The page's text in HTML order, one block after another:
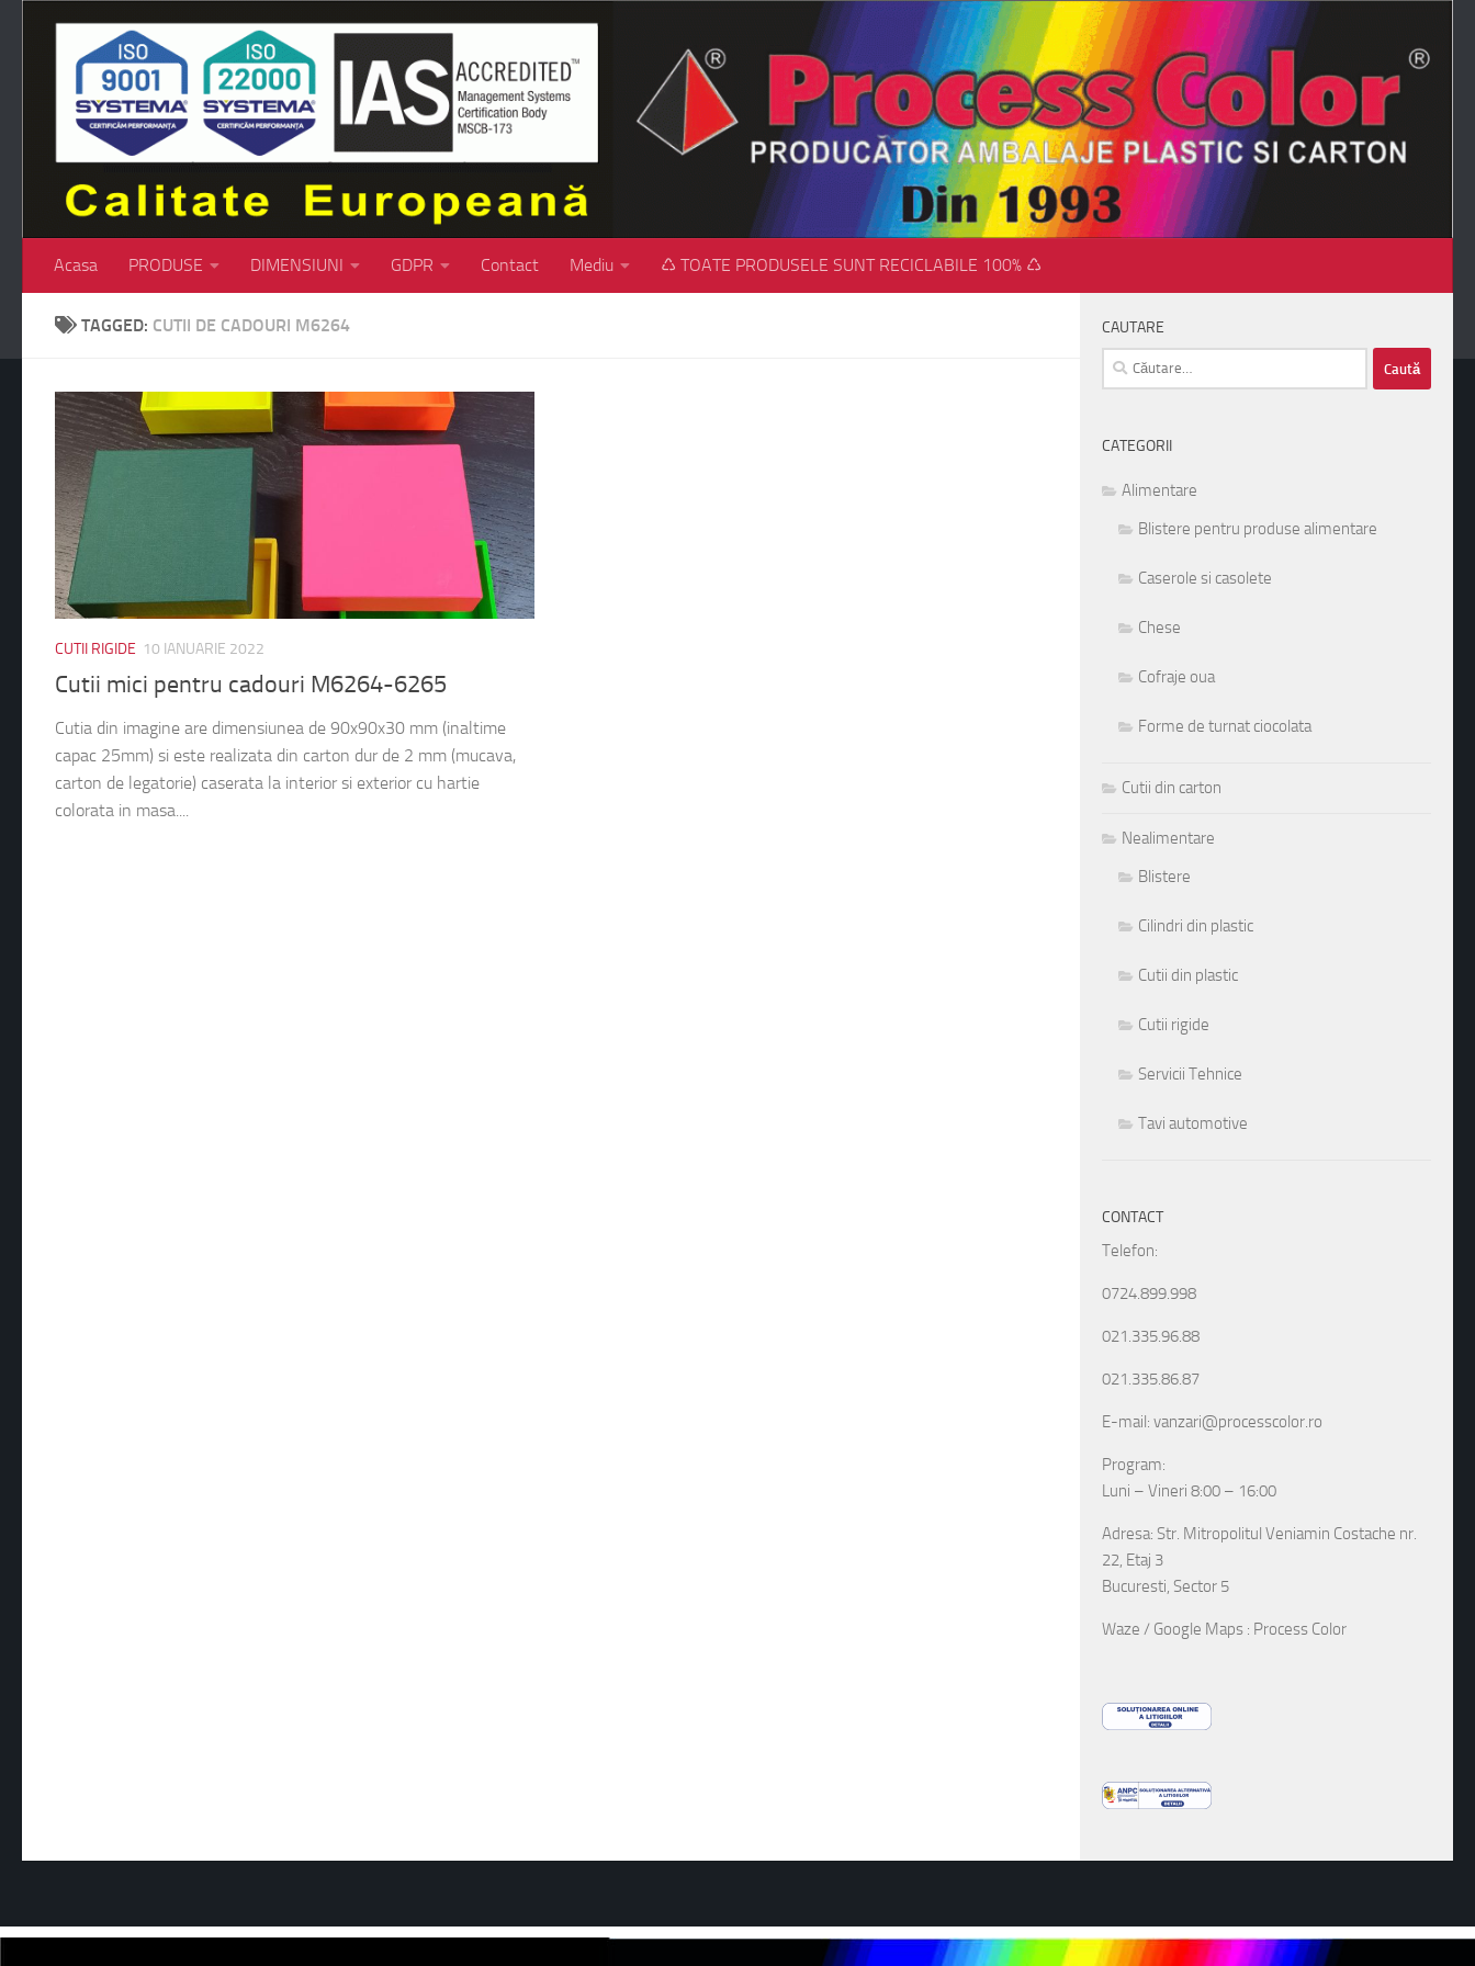
Skip to content
Acasa PRODUSE DIMENSIUNI GDPR Contact Mediu ♺ TOATE PRODUSELE SUNT RECICLABILE 100% ♺
TAGGED: CUTII DE CADOURI M6264
CUTII RIGIDE 10 IANUARIE 2022
Cutii mici pentru cadouri M6264-6265
Cutia din imagine are dimensiunea de 90x90x30 mm (inaltime
capac 25mm) si este realizata din carton dur de 2 mm (mucava,
carton de legatorie) caserata la interior si exterior cu hartie
colorata in masa....
CAUTARE
Caută
după:
CATEGORII
Alimentare
Blistere pentru produse alimentare
Caserole si casolete
Chese
Cofraje oua
Forme de turnat ciocolata
Cutii din carton
Nealimentare
Blistere
Cilindri din plastic
Cutii din plastic
Cutii rigide
Servicii Tehnice
Tavi automotive
CONTACT
Telefon:
0724.899.998
021.335.96.88
021.335.86.87
E-mail: vanzari@processcolor.ro
Program:
Luni – Vineri 8:00 – 16:00
Adresa: Str. Mitropolitul Veniamin Costache nr.
22, Etaj 3
Bucuresti, Sector 5
Waze / Google Maps : Process Color